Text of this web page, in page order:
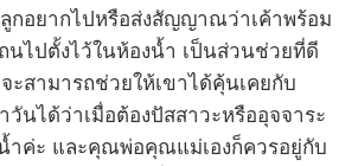
อยากไปหรือส่งสัญญาณว่าเค้าพร้อม
นไปตั้งไว้ในห้องน้ำ เป็นส่วนช่วยที่ดี
ะสามารถช่วยให้เขาได้คุ้นเคยกับ
วันได้ว่าเมื่อต้องปัสสาวะหรืออุจจาระ
ำค่ะ และคุณพ่อคุณแม่เองก็ควรอยู่กับ